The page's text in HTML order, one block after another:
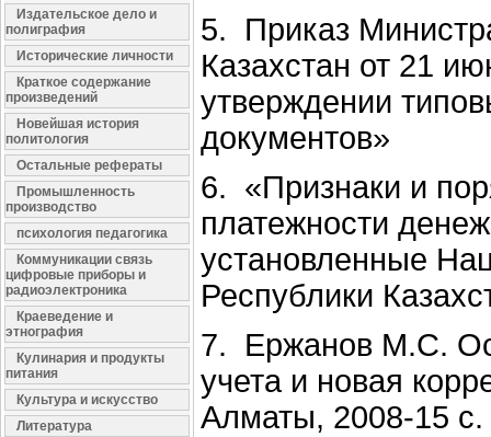
Издательское дело и
полиграфия
Исторические личности
Краткое содержание
произведений
Новейшая история
политология
Остальные рефераты
Промышленность
производство
психология педагогика
Коммуникации связь
цифровые приборы и
радиоэлектроника
Краеведение и
этнография
Кулинария и продукты
питания
Культура и искусство
Литература
5. Приказ
Казахстан от 21
утверждении
документов»
6. «Признаки и
платежности
установленные
Республики
7. Ержанов М.С.
учета и новая
Алматы, 2008-15 с.